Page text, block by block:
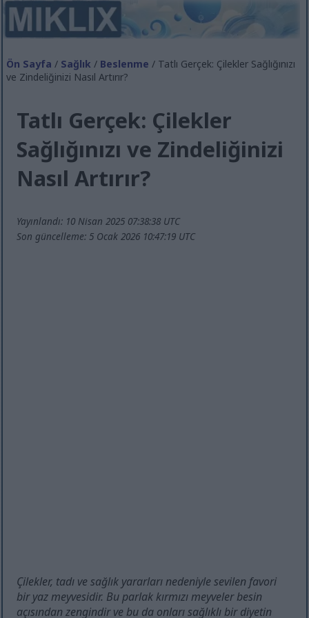
Ön Sayfa / Sağlık / Beslenme / Tatlı Gerçek: Çilekler Sağlığınızı
ve Zindeliğinizi Nasıl Artırır?
Tatlı Gerçek: Çilekler
Sağlığınızı ve Zindeliğinizi
Nasıl Artırır?
Yayınlandı: 10 Nisan 2025 07:38:38 UTC
Son güncelleme: 5 Ocak 2026 10:47:19 UTC
Çilekler, tadı ve sağlık yararları nedeniyle sevilen favori
bir yaz meyvesidir. Bu parlak kırmızı meyveler besin
açısından zengindir ve bu da onları sağlıklı bir diyetin